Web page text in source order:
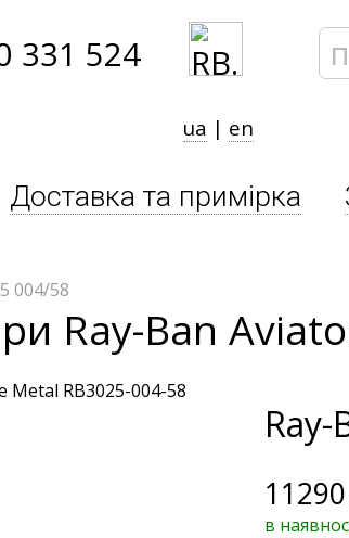
331 524
ua | en
Доставка та примірка
004/58
Ray-Ban
Ray-
11290
в